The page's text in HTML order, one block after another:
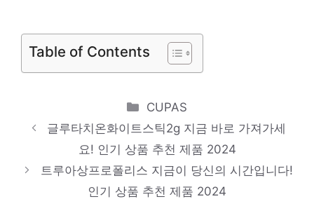
놀라운 당신을 위한 최고의 선택 인기 상품
추천 제품 2024
눈부신 스타일, 당신을 위해 인기 상품 추천
제품 2024
랩앤뷰티차전자피
진정한 퀄리티를 느껴보세요! 인기 상품 추천
Table of Contents
Categories
CUPAS
글루타치온화이트스틱2g 지금 바로 가져가세
요! 인기 상품 추천 제품 2024
트루아상프로폴리스 지금이 당신의 시간입니다!
인기 상품 추천 제품 2024